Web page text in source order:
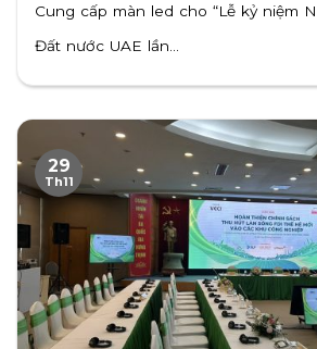
Cung cấp màn led cho “Lễ kỷ niệm
Đất nước UAE lần...
29
Th11